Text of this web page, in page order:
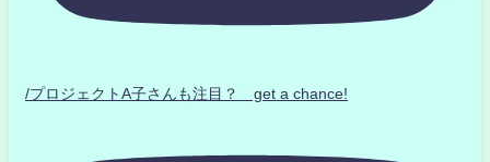
/プロジェクトA子さんも注目？ get a chance!